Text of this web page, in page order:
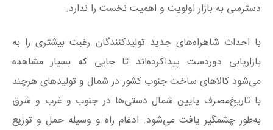
دسترسی به بازار اولویت و اهمیت نخست را ندارد.
با احداث شاهراه‌های جدید تولیدکنندگان رغبت بیشتری را به
بازاریابی دوردست پیداکرده‌اند تا جایی که بسیار مشاهده
می‌شود کالاهای ساخت جنوب کشور در شمال و تولیدهای هرچند
با تاریخ‌مصرف پایین شمال دستی‌ها در جنوب و غرب و شرق
به‌طور چشمگیر یافت می‌شود. ادغام راه و وسیله حمل و توزیع